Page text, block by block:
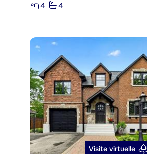
4
4
Visite virtuelle